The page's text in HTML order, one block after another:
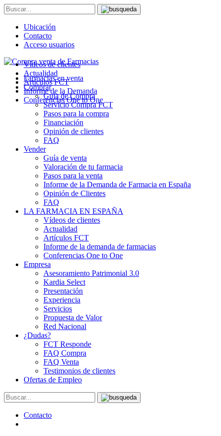
Ubicación
Contacto
Acceso usuarios
Farmacias en venta
Comprar
Guía de Compra
Servicio Compra FCT
Pasos para la compra
Financiación
Opinión de clientes
FAQ
Vender
Guía de venta
Valoración de tu farmacia
Pasos para la venta
Informe de la Demanda de Farmacia en España
Opinión de Clientes
FAQ
LA FARMACIA EN ESPAÑA
Vídeos de clientes
Actualidad
Artículos FCT
Informe de la demanda de farmacias
Conferencias One to One
Empresa
Asesoramiento Patrimonial 3.0
Kardia Select
Presentación
Experiencia
Servicios
Propuesta de Valor
Red Nacional
¿Dudas?
FCT Responde
FAQ Compra
FAQ Venta
Testimonios de clientes
Ofertas de Empleo
Contacto
Vídeos de clientes
Actualidad
Artículos FCT
Informe de la Demanda
Conferencias One to One